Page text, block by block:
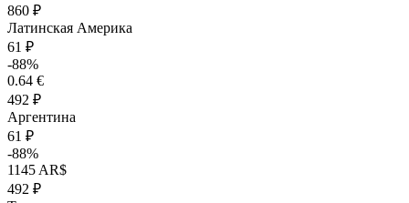
860 ₽
Латинская Америка
61 ₽
-88%
0.64 €
492 ₽
Аргентина
61 ₽
-88%
1145 AR$
492 ₽